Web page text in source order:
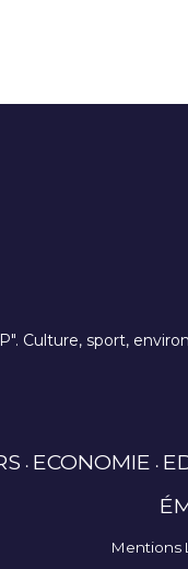
Culture, sport,
ECONOMIE
Mentions